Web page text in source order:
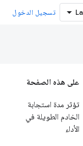
تسجيل الدخول
على هذه الصفحة
تؤثر مدة استجابة
الخادم الطويلة في
الأداء